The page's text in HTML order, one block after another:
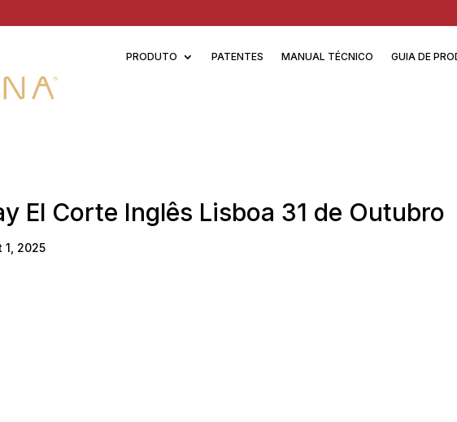
PRODUTO PATENTES MANUAL TÉCNICO GUIA DE
El Corte Inglês Lisboa 31 de Outubro
1, 2025